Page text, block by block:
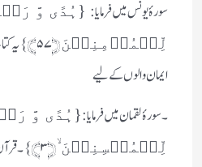
سورۂ یونس میں فرمایا: {ہُدًی وَّ
لِّلۡمُؤۡمِنِیۡنَ
﴿۵۷﴾}
ایمان والوں کے لیے
۔سورۂ لقمان میں فرمایا:{ہُدًی وَّ
لِّلۡمُحۡسِنِیۡنَ
ۙ﴿۳﴾}